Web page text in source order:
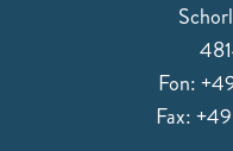
Fon:
Fax: